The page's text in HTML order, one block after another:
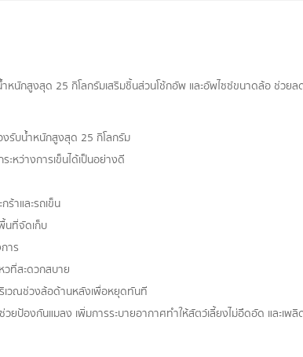
กสูงสุด 25 กิโลกรัมเสริมชิ้นส่วนโช้กอัพ และอัพไซซ์ขนาดล้อ ช่วยลด
รับน้ำหนักสูงสุด 25 กิโลกรัม
หว่างการเข็นได้เป็นอย่างดี
าและรถเข็น
นที่จัดเก็บ
าร
วที่สะดวกสบาย
ริเวณช่วงล้อด้านหลังเพื่อหยุดทันที
ป้องกันแมลง เพิ่มการระบายอากาศทำให้สัตว์เลี้ยงไม่อึดอัด และเพ